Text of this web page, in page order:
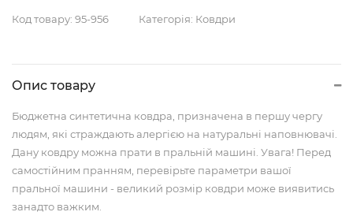
Код товару: 95-956 Категорія: Ковдри
Опис товару
Бюджетна синтетична ковдра, призначена в першу чергу
людям, які страждають алергією на натуральні наповнювачі.
Дану ковдру можна прати в пральній машині. Увага! Перед
самостійним пранням, перевірьте параметри вашої
пральної машини - великий розмір ковдри може виявитись
занадто важким.